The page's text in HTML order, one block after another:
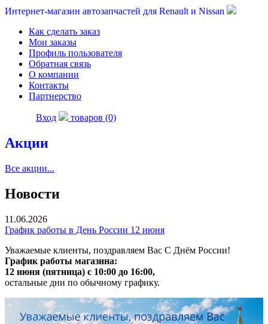
Интернет-магазин автозапчастей для Renault и Nissan
Как сделать заказ
Мои заказы
Профиль пользователя
Обратная связь
О компании
Контакты
Партнерство
Вход товаров (0)
Акции
Все акции...
Новости
11.06.2026
График работы в День России 12 июня
Уважаемые клиенты, поздравляем Вас С Днём России!
График работы магазина:
12 июня (пятница) с 10:00 до 16:00,
остальные дни по обычному графику.